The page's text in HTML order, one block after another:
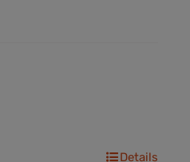
Details